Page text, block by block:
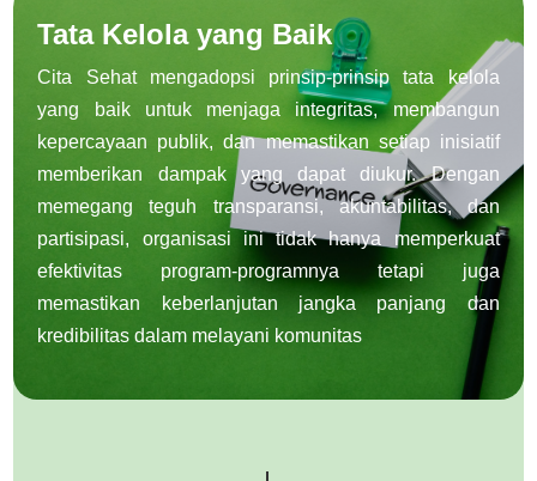
Tata Kelola yang Baik
Cita Sehat mengadopsi prinsip-prinsip tata kelola
yang baik untuk menjaga integritas, membangun
kepercayaan publik, dan memastikan setiap inisiatif
memberikan dampak yang dapat diukur. Dengan
memegang teguh transparansi, akuntabilitas, dan
partisipasi, organisasi ini tidak hanya memperkuat
efektivitas program-programnya tetapi juga
memastikan keberlanjutan jangka panjang dan
kredibilitas dalam melayani komunitas